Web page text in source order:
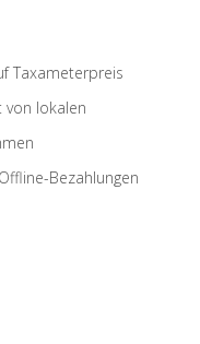
Taxameterpreis
von lokalen
Bezahlungen